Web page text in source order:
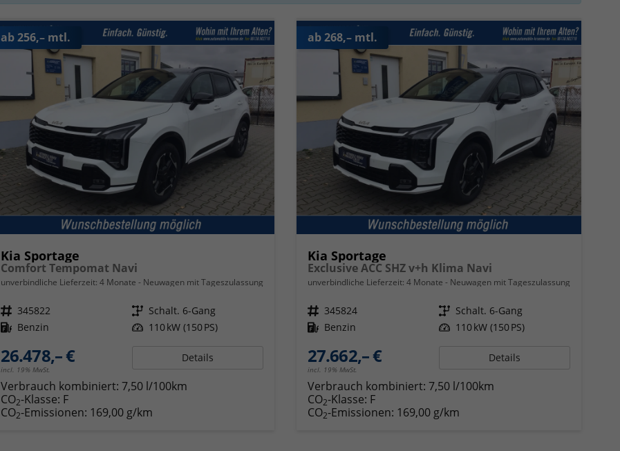
ab 256,– mtl.
Kia Sportage
Comfort Tempomat Navi
unverbindliche Lieferzeit: 4 Monate Neuwagen mit Tageszulassung
Fahrzeugnr. 345822 Getriebe Schalt. 6-Gang
Kraftstoff Benzin Leistung 110 kW (150 PS)
26.478,– €
incl. 19% MwSt.
Details
Verbrauch kombiniert: 7,50 l/100km
CO2-Klasse: F
CO2-Emissionen: 169,00 g/km
ab 268,– mtl.
Kia Sportage
Exclusive ACC SHZ v+h Klima Navi
unverbindliche Lieferzeit: 4 Monate Neuwagen mit Tageszulassung
Fahrzeugnr. 345824 Getriebe Schalt. 6-Gang
Kraftstoff Benzin Leistung 110 kW (150 PS)
27.662,– €
incl. 19% MwSt.
Details
Verbrauch kombiniert: 7,50 l/100km
CO2-Klasse: F
CO2-Emissionen: 169,00 g/km